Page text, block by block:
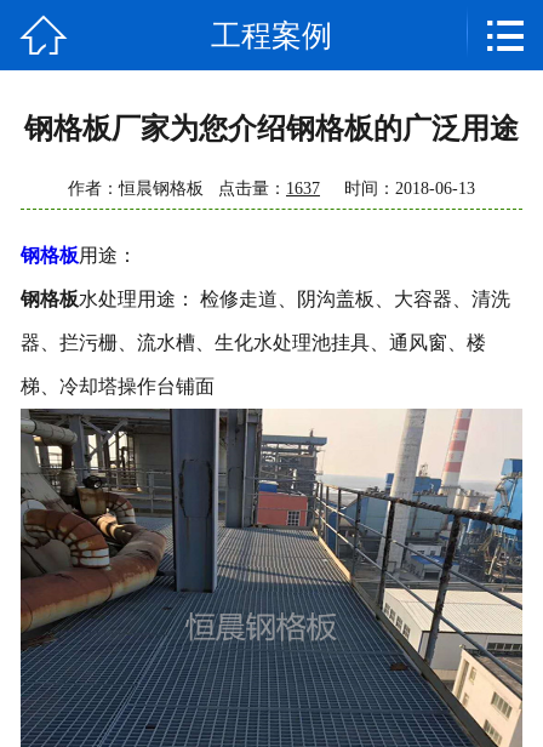
新闻资讯
工程案例
企业相册
联系我们
 工程案例 
钢格板厂家为您介绍钢格板的广泛用途
作者：恒晨钢格板 点击量： 1637时间：2018-06-13
钢格板用途：
钢格板水处理用途： 检修走道、阴沟盖板、大容器、清洗
器、拦污栅、流水槽、生化水处理池挂具、通风窗、楼
梯、冷却塔操作台铺面